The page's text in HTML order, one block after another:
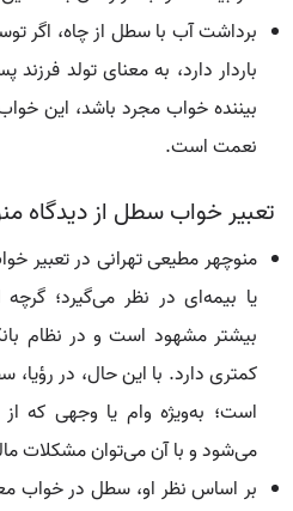
برداشت آب با سطل از چاه، اگر
باردار دارد، به معنای تولد
بیننده خواب مجرد باشد، این
نعمت است.
تعبیر خواب سطل از دیدگاه
منوچهر مطیعی تهرانی در تعبیر
یا بیمه‌ای در نظر می‌گیرد؛
بیشتر مشهود است و در نظام
کمتری دارد. با این حال، در
است؛ به‌ویژه وام یا وجهی که
می‌شود و با آن می‌توان مشکلات
بر اساس نظر او، سطل در خواب